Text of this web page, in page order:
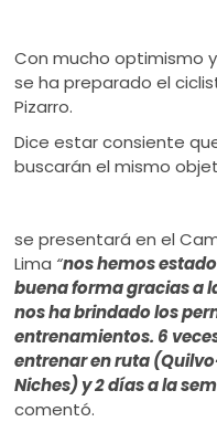
Con mucho optimismo
se ha preparado el
Pizarro.
Dice estar consiente
buscarán el mismo
se presentará en el
Lima “nos hemos
buena forma gracias a
nos ha brindado los
entrenamientos. 6
entrenar en ruta
Niches) y 2 días a la
comentó.